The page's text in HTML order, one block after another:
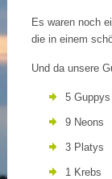
Es waren noch
die in einem
Und da unsere
5 Guppys
9 Neons
3 Platys
1 Krebs